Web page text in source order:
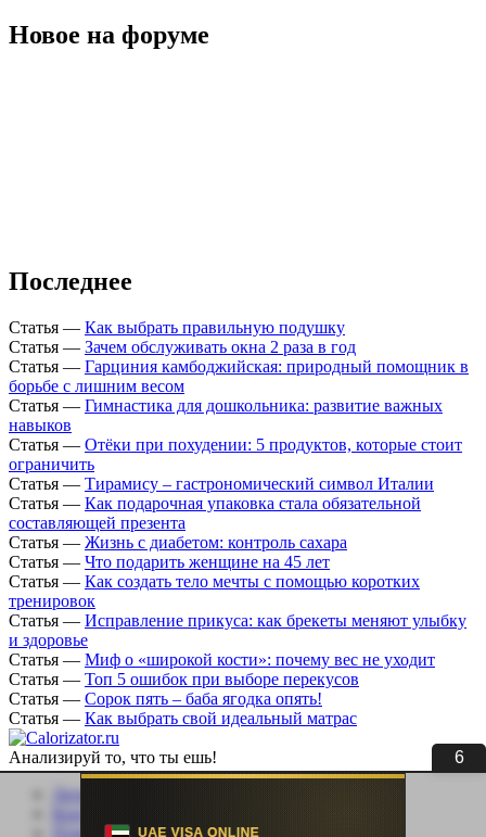
5
Новое на форуме
Последнее
Статья — Как выбрать правильную подушку
Статья — Зачем обслуживать окна 2 раза в год
Статья — Гарциния камбоджийская: природный помощник в
борьбе с лишним весом
Статья — Гимнастика для дошкольника: развитие важных
навыков
Статья — Отёки при похудении: 5 продуктов, которые стоит
ограничить
Статья — Тирамису – гастрономический символ Италии
Статья — Как подарочная упаковка стала обязательной
составляющей презента
Статья — Жизнь с диабетом: контроль сахара
Статья — Что подарить женщине на 45 лет
Статья — Как создать тело мечты с помощью коротких
тренировок
Статья — Исправление прикуса: как брекеты меняют улыбку
и здоровье
Статья — Миф о «широкой кости»: почему вес не уходит
Статья — Топ 5 ошибок при выборе перекусов
Статья — Сорок пять – баба ягодка опять!
Статья — Как выбрать свой идеальный матрас
Анализируй то, что ты ешь!
Личный кабинет
Помощь сайту